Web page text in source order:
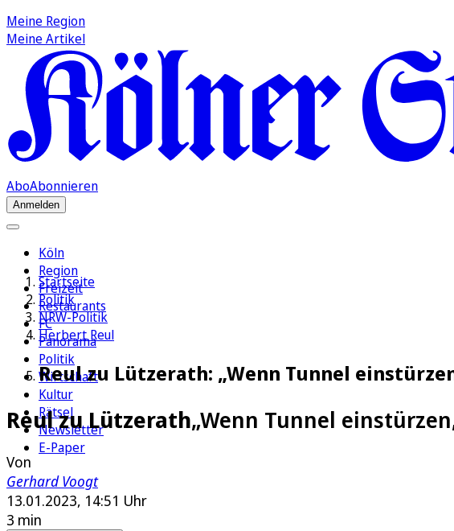
Meine Region
Meine Artikel
AboAbonnieren
Anmelden
Köln
Region
Freizeit
Restaurants
FC
Panorama
Politik
Wirtschaft
Kultur
Rätsel
Newsletter
E-Paper
Startseite
Politik
NRW-Politik
Herbert Reul
Reul zu Lützerath: „Wenn Tunnel
Reul zu Lützerath„Wenn Tunnel
Von
Gerhard Voogt
13.01.2023, 14:51 Uhr
3 min